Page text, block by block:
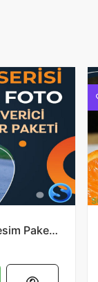
Captiva Serisi - İlham Verici Resim Paketi 1